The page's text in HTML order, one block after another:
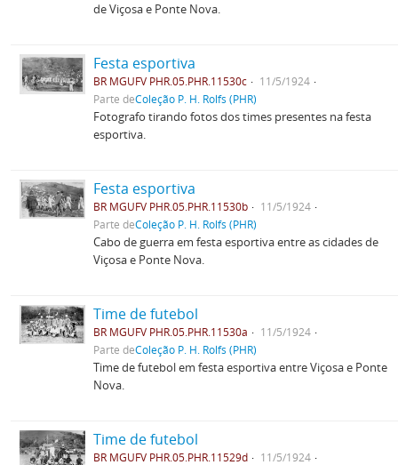
de Viçosa e Ponte Nova.
Festa esportiva
BR MGUFV PHR.05.PHR.11530c
11/5/1924
Parte deColeção P. H. Rolfs (PHR)
Fotografo tirando fotos dos times presentes na festa
esportiva.
Festa esportiva
BR MGUFV PHR.05.PHR.11530b
11/5/1924
Parte deColeção P. H. Rolfs (PHR)
Cabo de guerra em festa esportiva entre as cidades de
Viçosa e Ponte Nova.
Time de futebol
BR MGUFV PHR.05.PHR.11530a
11/5/1924
Parte deColeção P. H. Rolfs (PHR)
Time de futebol em festa esportiva entre Viçosa e Ponte
Nova.
Time de futebol
BR MGUFV PHR.05.PHR.11529d
11/5/1924